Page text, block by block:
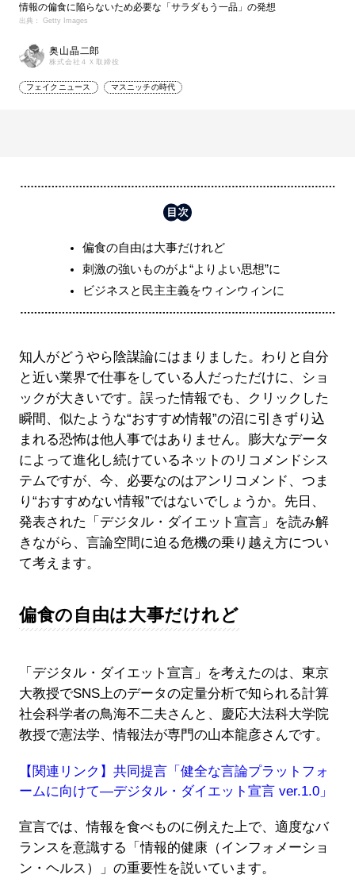
情報の偏食に陥らないため必要な「サラダもう一品」の発想
出典： Getty Images
奥山晶二郎
株式会社４Ｘ取締役
フェイクニュース マスニッチの時代
偏食の自由は大事だけれど
刺激の強いものがよ“よりよい思想”に
ビジネスと民主主義をウィンウィンに
知人がどうやら陰謀論にはまりました。わりと自分
と近い業界で仕事をしている人だっただけに、ショ
ックが大きいです。誤った情報でも、クリックした
瞬間、似たような“おすすめ情報”の沼に引きずり込
まれる恐怖は他人事ではありません。膨大なデータ
によって進化し続けているネットのリコメンドシス
テムですが、今、必要なのはアンリコメンド、つま
り“おすすめない情報”ではないでしょうか。先日、
発表された「デジタル・ダイエット宣言」を読み解
きながら、言論空間に迫る危機の乗り越え方につい
て考えます。
偏食の自由は大事だけれど
「デジタル・ダイエット宣言」を考えたのは、東京
大教授でSNS上のデータの定量分析で知られる計算
社会科学者の鳥海不二夫さんと、慶応大法科大学院
教授で憲法学、情報法が専門の山本龍彦さんです。
【関連リンク】共同提言「健全な言論プラットフォ
ームに向けて―デジタル・ダイエット宣言 ver.1.0」
宣言では、情報を食べものに例えた上で、適度なバ
ランスを意識する「情報的健康（インフォメーショ
ン・ヘルス）」の重要性を説いています。